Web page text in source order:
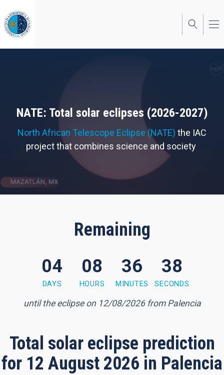
to
main
content
NATE: Total solar eclipses (2026-2027)
North African Telescope Eclipse (NATE) the IAC
project that combines science and society
Remaining
36 seconds
04
DAYS
08
HOURS
36
MINUTES
37
SECONDS
until the eclipse on 12/08/2026 from Palencia
Total solar eclipse prediction
for 12 August 2026 in Palencia